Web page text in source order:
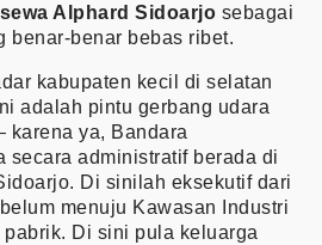
sewa Alphard Sidoarjo sebagai
benar-benar bebas ribet.
kabupaten kecil di selatan
adalah pintu gerbang udara
karena ya, Bandara
secara administratif berada di
Di sinilah eksekutif dari
menuju Kawasan Industri
Di sini pula keluarga